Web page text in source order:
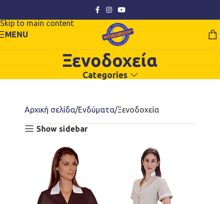
Skip to main content
MENU
Ξενοδοχεία
Categories
Αρχική σελίδα Ενδύματα Ξενοδοχεία
Show sidebar